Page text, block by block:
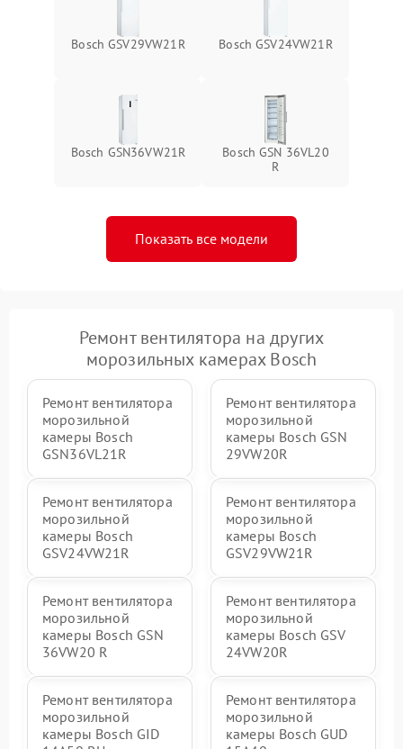
Bosch GSV29VW21R Bosch GSV24VW21R
Bosch GSN36VW21R
Bosch GSN 36VL20
R
Показать все модели
Ремонт вентилятора на других
морозильных камерах Bosch
Ремонт вентилятора
морозильной
камеры Bosch
GSN36VL21R
Ремонт вентилятора
морозильной
камеры Bosch GSN
29VW20R
Ремонт вентилятора
морозильной
камеры Bosch
GSV24VW21R
Ремонт вентилятора
морозильной
камеры Bosch
GSV29VW21R
Ремонт вентилятора
морозильной
камеры Bosch GSN
36VW20 R
Ремонт вентилятора
морозильной
камеры Bosch GSV
24VW20R
Ремонт вентилятора
морозильной
камеры Bosch GID
Ремонт вентилятора
морозильной
камеры Bosch GUD